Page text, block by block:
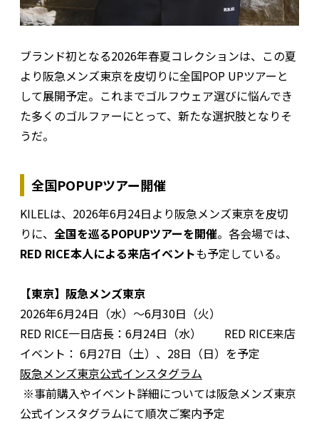
ブランド初となる2026年春夏コレクションは、この夏
より阪急メンズ東京を皮切りに全国POP UPツアーと
して展開予定。これまでゴルフウェア選びに悩んでき
た多くのゴルファーにとって、新たな選択肢となりそ
うだ。
全国POPUPツアー開催
KILELは、2026年6月24日より阪急メンズ東京を皮切
りに、 全国を巡るPOPUPツアーを開催。各会場では、
RED RICE本人による来店イベントも予定している。
【東京】阪急メンズ東京
2026年6月24日（水）～6月30日（火）
RED RICE一日店長：6月24日（水） RED RICE来店
イベント： 6月27日（土）、28日（日）を予定
阪急メンズ東京公式インスタグラム
※事前購入やイベント詳細については阪急メンズ東京
公式インスタグラムにて順次ご案内予定